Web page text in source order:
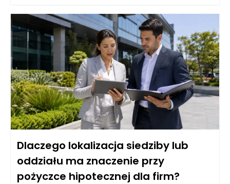
obiektu oraz prowadzeniu uporządkowanej komunikacji z
właścicielem i użytkownikami. Tak rozumiane zarządzanie
nieruchomościami jest bardziej „systemem” niż serią
doraźnych interwencji – obejmuje zarówno technikę budynku,
jak i finanse, dokumentację, relacje z najemcami oraz
strategię rynkową. Efekt ma być mierzalny: stabilniejszy
cashflow, mniejsze ryzyko przestojów, lepszy stan techniczny,
wyższa przewidywalność wydatków oraz wyższa
atrakcyjność nieruchomości na tle konkurencji.
Dlaczego lokalizacja siedziby lub
oddziału ma znaczenie przy
pożyczce hipotecznej dla firm?